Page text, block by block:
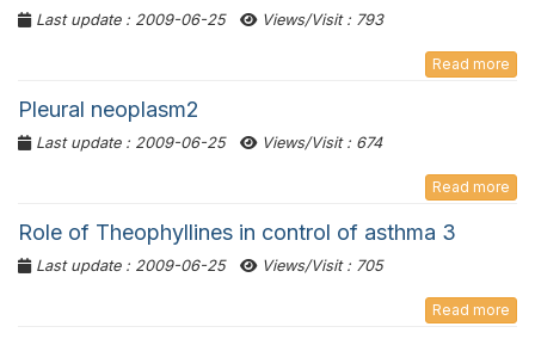
Last update : 2009-06-25 Views/Visit : 793
Read more
Pleural neoplasm2
Last update : 2009-06-25 Views/Visit : 674
Read more
Role of Theophyllines in control of asthma 3
Last update : 2009-06-25 Views/Visit : 705
Read more